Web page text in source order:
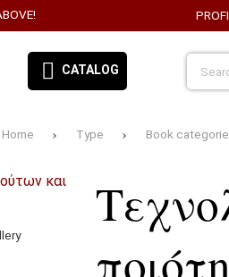
CATALOG
Home Type Book